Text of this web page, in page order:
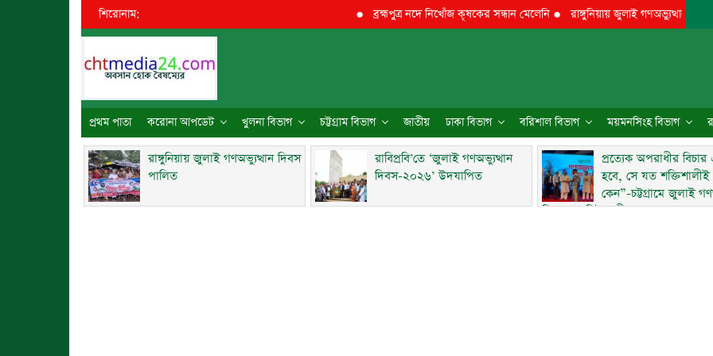
শিরোনাম: ব্রহ্মপুত্র নদে নিখোঁজ কৃষকের সন্ধান মেলেনি ●রাঙ্গুনিয়ায় জুলাই গণঅভ্যুত্থান দিবস পালিত
প্রথম পাতা করোনা আপডেট খুলনা বিভাগ চট্টগ্রাম বিভাগ জাতীয় ঢাকা বিভাগ বরিশাল বিভাগ ময়মনসিংহ বিভাগ
রাঙ্গুনিয়ায় জুলাই গণঅভ্যুত্থান দিবস
পালিত
রাবিপ্রবি’তে ‘জুলাই গণঅভ্যুত্থান
দিবস-২০২৬’ উদযাপিত
প্রত্যেক অপরাধীর
হবে, সে যত
কেন”-চট্টগ্রামে জুলাই
দিবসে ব্যারিস্টার মীর হেলাল